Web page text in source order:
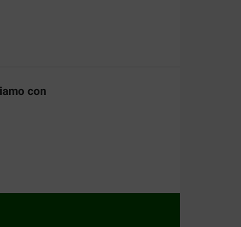
attivo e all'erta. Inoltre i giocattoli
come funzionano ed incoraggialo
giocattolo.
con